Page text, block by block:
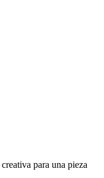
para una pieza